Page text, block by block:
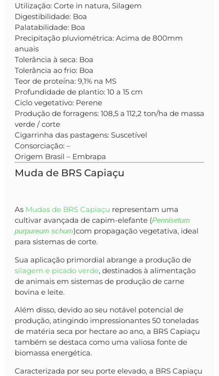
Utilização: Corte in natura, Silagem
Digestibilidade: Boa
Palatabilidade: Boa
Precipitação pluviométrica: Acima de 800mm
anuais
Tolerância à seca: Boa
Tolerância ao frio: Boa
Teor de proteína: 9,1% na MS
Profundidade de plantio: 10 a 15 cm
Ciclo vegetativo: Perene
Produção de forragens: 108,5 a 112,2 ton/ha de massa
verde / corte
Cigarrinha das pastagens: Suscetível
Consorciação: –
Origem Brasil – Embrapa
Muda de BRS Capiaçu
As Mudas de BRS Capiaçu representam uma
cultivar avançada de capim-elefante (Pennisetum
purpureum schum)com propagação vegetativa, ideal
para sistemas de corte.
Sua aplicação primordial abrange a produção de
silagem e picado verde, destinados à alimentação
de animais em sistemas de produção de carne
bovina e leite.
Além disso, devido ao seu notável potencial de
produção, atingindo impressionantes 50 toneladas
de matéria seca por hectare ao ano, a BRS Capiaçu
também se destaca como uma valiosa fonte de
biomassa energética.
Caracterizada por seu porte elevado, a BRS Capiaçu